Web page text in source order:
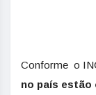
​​Conforme ​ o
no país estão​